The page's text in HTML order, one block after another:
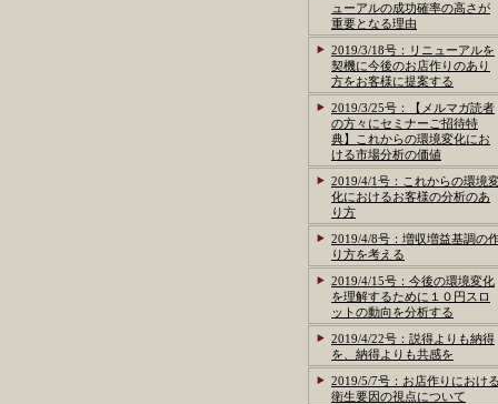
ューアルの成功確率の高さが
重要となる理由
2019/3/18号：リニューアルを
契機に今後のお店作りのあり
方をお客様に提案する
2019/3/25号：【メルマガ読者
の方々にセミナーご招待特
典】これからの環境変化にお
ける市場分析の価値
2019/4/1号：これからの環境
化におけるお客様の分析のあ
り方
2019/4/8号：増収増益基調の
り方を考える
2019/4/15号：今後の環境変化
を理解するために１０円スロ
ットの動向を分析する
2019/4/22号：説得よりも納得
を、納得よりも共感を
2019/5/7号：お店作りにおける
衛生要因の視点について